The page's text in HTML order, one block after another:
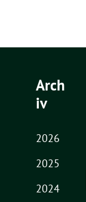
Arch
iv
2026
2025
2024